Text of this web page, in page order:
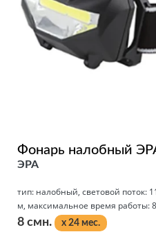
Фонарь налобный
ЭРА
тип: налобный, световой поток:
м, максимальное время работы:
8 смн.
x 24 мес.